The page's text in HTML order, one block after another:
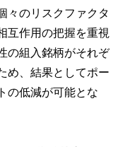
々のリスクファクタ
互作用の把握を重視
の組入銘柄がそれぞ
め、結果としてポー
の低減が可能とな